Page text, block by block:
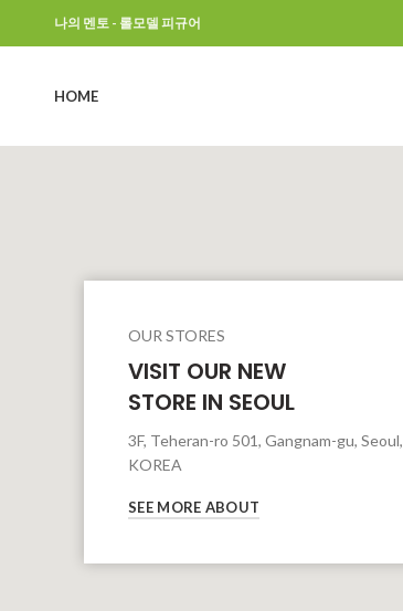
나의 멘토 - 롤모델 피규어
HOME
OUR STORES
VISIT OUR NEW
STORE IN SEOUL
3F, Teheran-ro 501, Gangnam-gu, Seoul,
KOREA
SEE MORE ABOUT